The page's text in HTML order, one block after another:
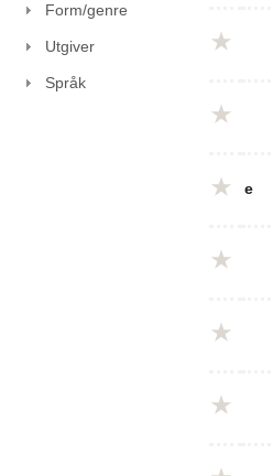
Form/genre
Utgiver
Språk
e